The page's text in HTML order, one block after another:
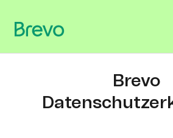
Brevo